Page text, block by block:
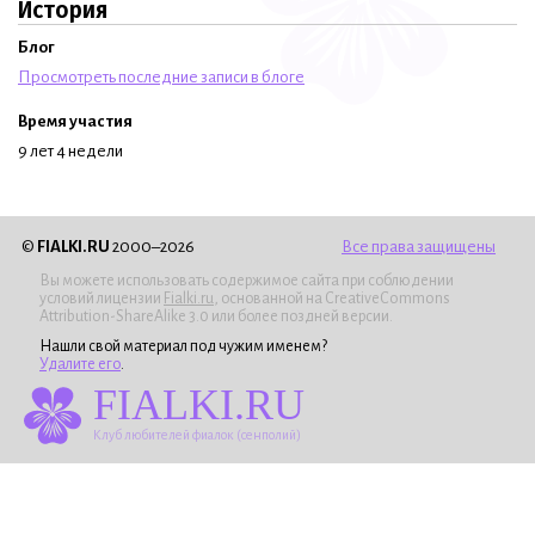
История
Блог
Просмотреть последние записи в блоге
Время участия
9 лет 4 недели
© FIALKI.RU 2000–2026 Все права защищены
Вы можете использовать содержимое сайта при соблюдении
условий лицензии Fialki.ru , основанной на CreativeCommons
Attribution-ShareAlike 3.0 или более поздней версии.
Нашли свой материал под чужим именем?
Удалите его
FIALKI.RU
Клуб любителей фиалок (сенполий)